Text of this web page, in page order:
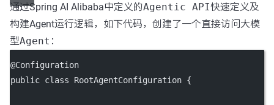
通过Spring AI Alibaba中定义的Agentic API快速定义及
构建Agent运行逻辑，如下代码，创建了一个直接访问大模
型Agent ：
@Configuration
public class RootAgentConfiguration {